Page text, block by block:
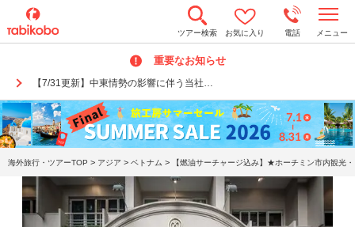
ツアー検索 お気に入り 電話 メニュー
重要なお知らせ
【7/31更新】中東情勢の影響に伴う当社…
o
n
a
v
i
g
a
t
o
海外旅行・ツアーTOP > アジア > ベトナム > 【燃油サーチャージ込み】★ホーチミン市内観光